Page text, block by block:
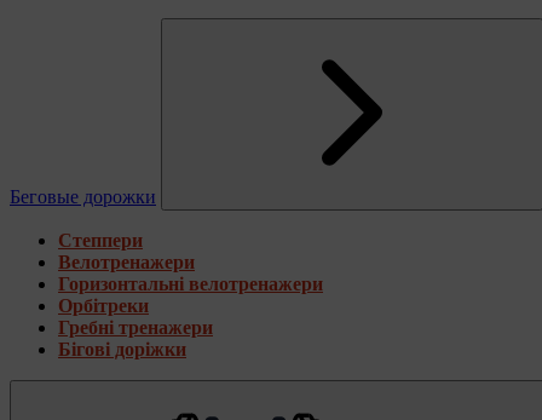
Беговые дорожки
Степпери
Велотренажери
Горизонтальні велотренажери
Орбітреки
Гребні тренажери
Бігові доріжки